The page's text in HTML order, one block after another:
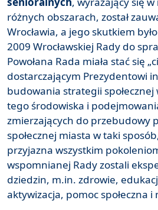
różnych obszarach, został
Wrocławia, a jego skutkiem
2009 Wrocławskiej Rady do
Powołana Rada miała stać się
dostarczającym Prezydentowi
budowania strategii
tego środowiska i
zmierzających do przebudowy
społecznej miasta w taki
przyjazna wszystkim
wspomnianej Rady zostali
dziedzin, m.in. zdrowie,
aktywizacja, pomoc społeczna i